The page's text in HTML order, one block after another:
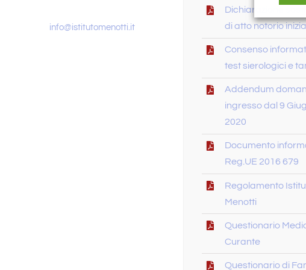
info@istitutomenotti.it
Dichiarazione
di atto notorio
Consenso
test sierologici e
Addendum
ingresso dal 9
2020
Documento
Reg.UE 2016 679
Regolamento
Menotti
Questionario
Curante
Questionario di